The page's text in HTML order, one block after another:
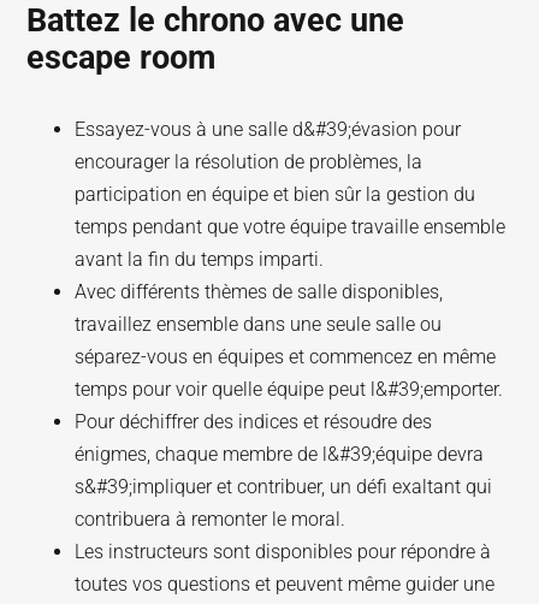
Battez le chrono avec une
escape room
Essayez-vous à une salle d&#39;évasion pour
encourager la résolution de problèmes, la
participation en équipe et bien sûr la gestion du
temps pendant que votre équipe travaille ensemble
avant la fin du temps imparti.
Avec différents thèmes de salle disponibles,
travaillez ensemble dans une seule salle ou
séparez-vous en équipes et commencez en même
temps pour voir quelle équipe peut l&#39;emporter.
Pour déchiffrer des indices et résoudre des
énigmes, chaque membre de l&#39;équipe devra
s&#39;impliquer et contribuer, un défi exaltant qui
contribuera à remonter le moral.
Les instructeurs sont disponibles pour répondre à
toutes vos questions et peuvent même guider une